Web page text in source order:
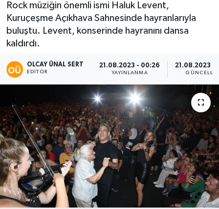
Rock müziğin önemli ismi Haluk Levent,
Kuruçeşme Açıkhava Sahnesinde hayranlarıyla
buluştu. Levent, konserinde hayranını dansa
kaldırdı.
OLCAY ÜNAL SERT
EDITÖR
21.08.2023 - 00:26
YAYINLANMA
21.08.2023 -
Son Dakika Haberleri
Haber Arşivi